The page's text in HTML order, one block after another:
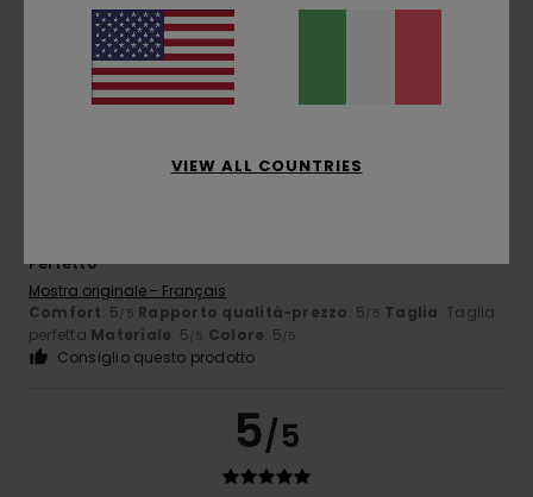
Comfort: 5/5 Rapporto qualità-prezzo Taglia: Taglia
Materiale: 5/5 Colore
Consiglio questo prodotto
Perfetto
Mostra originale - Français
Comfort: 5/5 Rapporto qualità-prezzo: 5/5 Taglia: Taglia
perfetta Materiale: 5/5 Colore: 5/5
Consiglio questo prodotto
5/5
VIEW ALL COUNTRIES